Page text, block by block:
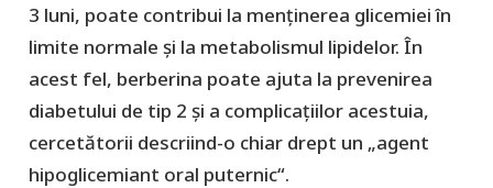
3 luni, poate contribui la menținerea glicemiei în
limite normale și la metabolismul lipidelor. În
acest fel, berberina poate ajuta la prevenirea
diabetului de tip 2 și a complicațiilor acestuia,
cercetătorii descriind-o chiar drept un „agent
hipoglicemiant oral puternic“.